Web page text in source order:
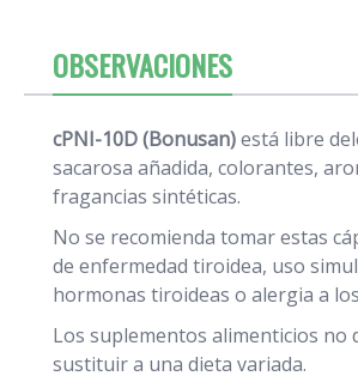
OBSERVACIONES
cPNI-10D (Bonusan)está libre
sacarosa añadida, colorantes,
fragancias sintéticas.
No se recomienda tomar estas
de enfermedad tiroidea, uso
hormonas tiroideas o alergia a
Los suplementos alimenticios no
sustituir a una dieta variada.